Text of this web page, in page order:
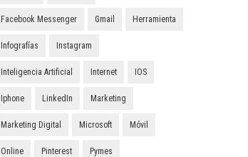
Facebook Messenger Gmail Herramienta
Infografías Instagram
Inteligencia Artificial Internet IOS
Iphone LinkedIn Marketing
Marketing Digital Microsoft Móvil
Online Pinterest Pymes